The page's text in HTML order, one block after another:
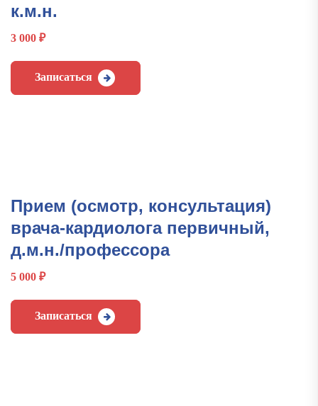
к.м.н.
3 000 ₽
Записаться
Прием (осмотр, консультация)
врача-кардиолога первичный,
д.м.н./профессора
5 000 ₽
Записаться